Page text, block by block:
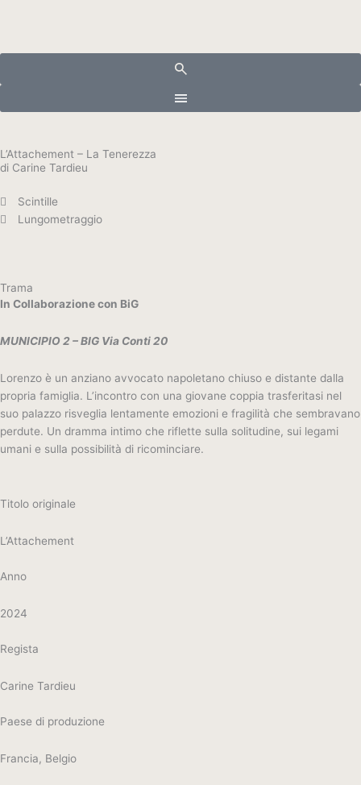
L’Attachement – La Tenerezza
di Carine Tardieu
Scintille
Lungometraggio
Trama
In Collaborazione con BiG
MUNICIPIO 2 – BIG Via Conti 20
Lorenzo è un anziano avvocato napoletano chiuso e distante dalla
propria famiglia. L’incontro con una giovane coppia trasferitasi nel
suo palazzo risveglia lentamente emozioni e fragilità che sembravano
perdute. Un dramma intimo che riflette sulla solitudine, sui legami
umani e sulla possibilità di ricominciare.
Titolo originale
L’Attachement
Anno
2024
Regista
Carine Tardieu
Paese di produzione
Francia, Belgio